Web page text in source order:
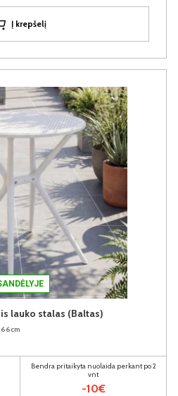
Į krepšelį
lauko stalas (Baltas)
66cm
Bendra pritaikyta nuolaida perkant po 2
vnt
-10€